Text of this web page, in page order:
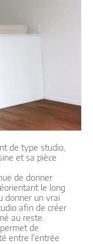
de type studio,
et sa pièce
de donner
le long
donner un vrai
afin de créer
au reste.
de
entre l'entrée